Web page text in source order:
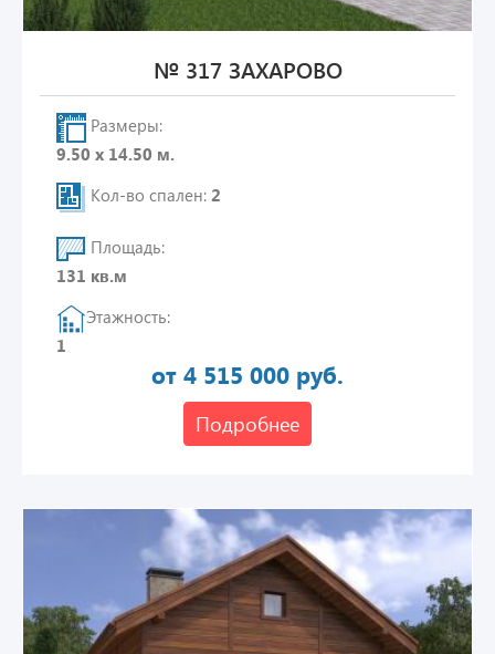
№ 317 ЗАХАРОВО
Размеры:
9.50 х 14.50 м.
Кол-во спален: 2
Площадь:
131 кв.м
Этажность:
1
от 4 515 000 руб.
Подробнее